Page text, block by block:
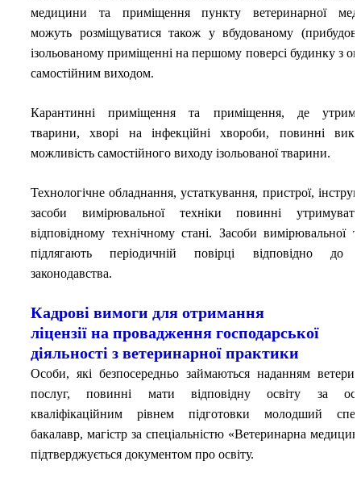
медицини та приміщення пункту ветеринарної
можуть розміщуватися також у вбудованому
ізольованому приміщенні на першому поверсі будинку з
самостійним виходом.
Карантинні приміщення та приміщення, де
тварини, хворі на інфекційні хвороби, повинні
можливість самостійного виходу ізольованоїтварини.
Технологічне обладнання, устаткування, пристрої,
засоби вимірювальної техніки повинні
відповідному технічному стані. Засоби вимірювальної
підлягають періодичній повірці відповідно до
законодавства.
Кадрові вимоги для отримання
ліцензії на провадження господарської
діяльності з ветеринарної практики
Особи, які безпосередньо займаються наданням
послуг, повинні мати відповідну освіту за
кваліфікаційним рівнем підготовки молодший
бакалавр, магістр за спеціальністю «Ветеринарна
підтверджується документом про освіту.